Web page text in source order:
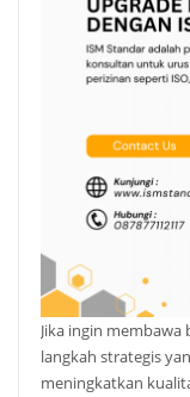
Jika ingin membawa
langkah strategis
meningkatkan